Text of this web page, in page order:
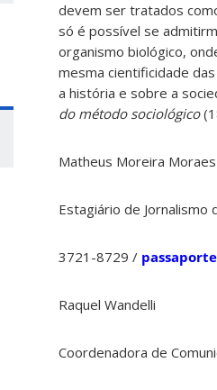
devem ser tratados
só é possível se
organismo biológico,
mesma cientificidade
a história e sobre a
do método sociológico
Matheus Moreira Moraes
Estagiário de Jornalismo
3721-8729 /
Raquel Wandelli
Coordenadora de